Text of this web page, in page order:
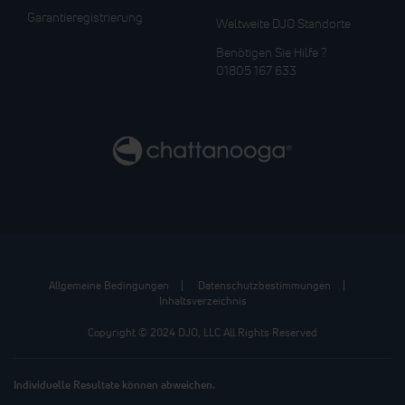
Garantieregistrierung
Weltweite DJO Standorte
Benötigen Sie Hilfe ?
01805 167 633
Allgemeine Bedingungen
Datenschutzbestimmungen
Inhaltsverzeichnis
Copyright © 2024 DJO, LLC All Rights Reserved
Individuelle Resultate können abweichen.